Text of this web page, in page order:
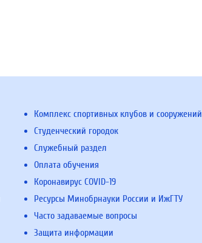
Комплекс спортивных клубов и сооружений
Студенческий городок
Служебный раздел
Оплата обучения
Коронавирус COVID-19
Ресурсы Минобрнауки России и ИжГТУ
Часто задаваемые вопросы
Защита информации